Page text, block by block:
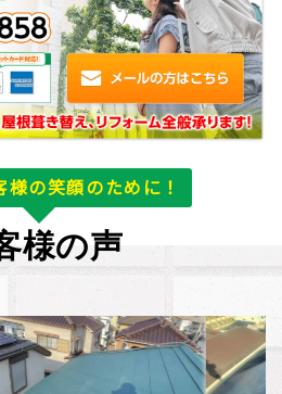
様の笑顔のために！
様の声